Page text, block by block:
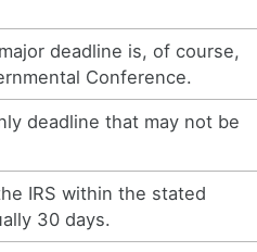
deadline is, of course,
Conference.
deadline that may not be
IRS within the stated
30 days.